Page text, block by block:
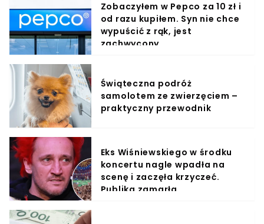
Zobaczyłem w Pepco za 10 zł i
od razu kupiłem. Syn nie chce
wypuścić z rąk, jest
zachwycony
Świąteczna podróż
samolotem ze zwierzęciem –
praktyczny przewodnik
Eks Wiśniewskiego w środku
koncertu nagle wpadła na
scenę i zaczęła krzyczeć.
Publika zamarła